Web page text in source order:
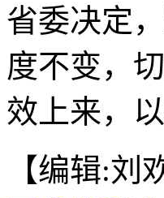
省委决定
度不变，
效上来，
【编辑:刘